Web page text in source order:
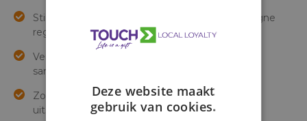
Stimuleert meer winkelbezoek door de campagne
regelmatig onder de aandacht te brengen.
Versterkt de betrokkenheid rondom lokale
samenwerkingen en evenementen.
Zorgt voor een professionele en herkenbare
uitstraling van jouw supermarkt.
Deze website maakt
gebruik van cookies.